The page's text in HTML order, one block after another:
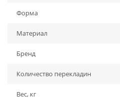
Форма
Материал
Бренд
Количество перекладин
Вес, кг